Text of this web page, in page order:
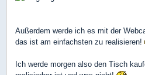
Außerdem werde ich es mit der
das ist am einfachsten zu realisieren!
Ich werde morgen also den Tisch